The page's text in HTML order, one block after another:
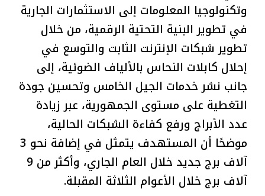
وتكنولوجيا المعلومات إلى الاستثمارات الجارية
في تطوير البنية التحتية الرقمية، من خلال
تطوير شبكات الإنترنت الثابت والتوسع في
إحلال كابلات النحاس بالألياف الضوئية، إلى
جانب نشر خدمات الجيل الخامس وتحسين جودة
التغطية على مستوى الجمهورية، عبر زيادة
عدد الأبراج ورفع كفاءة الشبكات الحالية،
موضحًا أن المستهدف يتمثل في إضافة نحو 3
آلاف برج جديد خلال العام الجاري، وأكثر من 9
آلاف برج خلال الأعوام الثلاثة المقبلة.